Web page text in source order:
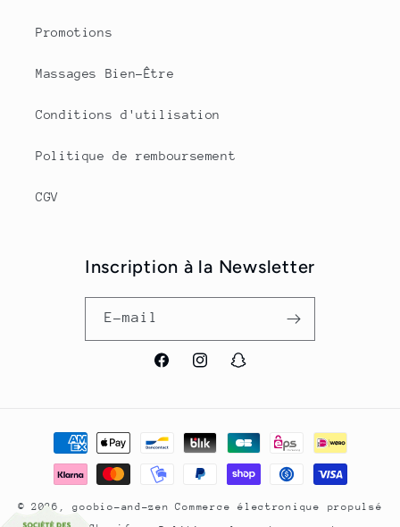
Promotions
Massages Bien-Être
Conditions d'utilisation
Politique de remboursement
CGV
Inscription à la Newsletter
E-mail
FacebookInstagramSnapchat
Moyens
paiement
© 2026,goobio-and-zen
Commerce électronique propulsé